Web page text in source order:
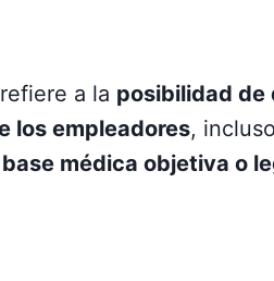
a la posibilidad de
los empleadores,
médica objetiva o